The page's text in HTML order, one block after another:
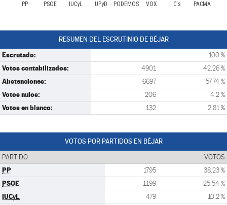
PP PSOE IUCyL UPyD PODEMOS VOX C's PACMA
RESUMEN DEL ESCRUTINIO DE BÉJAR
Escrutado: 100 %
Votos contabilizados: 4901 42.26 %
Abstenciones: 6697 57.74 %
Votos nulos: 206 4.2 %
Votos en blanco: 132 2.81 %
VOTOS POR PARTIDOS EN BÉJAR
PARTIDO VOTOS
PP 1795 38.23 %
PSOE 1199 25.54 %
IUCyL 479 10.2 %